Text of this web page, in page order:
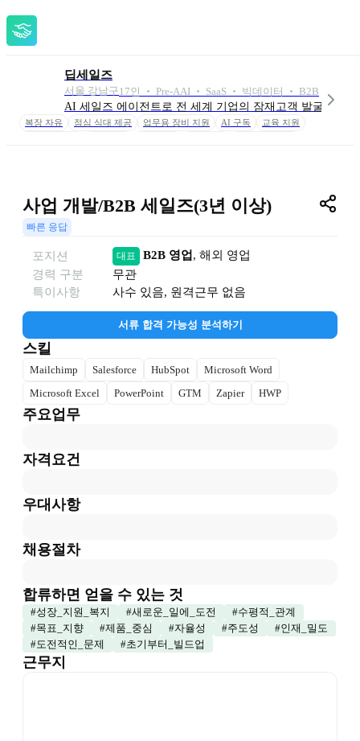
딥세일즈
서울 강남구17인 ‧ Pre-AAI ‧ SaaS ‧ 빅데이터 ‧ B2B
AI 세일즈 에이전트로 전 세계 기업의 잠재고객 발굴부터
복장 자유 점심 식대 제공 업무용 장비 지원 AI 구독
교육 지원
사업 개발/B2B 세일즈(3년 이상)
빠른 응답
포지션 대표 B2B 영업 , 해외 영업
경력 구분
무관
특이사항
사수 있음, 원격근무 없음
서류 합격 가능성 분석하기
스킬
Mailchimp Salesforce HubSpot
Microsoft Word
Microsoft Excel
PowerPoint GTM Zapier HWP
주요업무
자격요건
우대사항
채용절차
합류하면 얻을 수 있는 것
#성장_지원_복지 #새로운_일에_도전 #수평적_관계
#목표_지향 #제품_중심 #자율성 #주도성 #인재_밀도
#도전적인_문제 #초기부터_빌드업
근무지